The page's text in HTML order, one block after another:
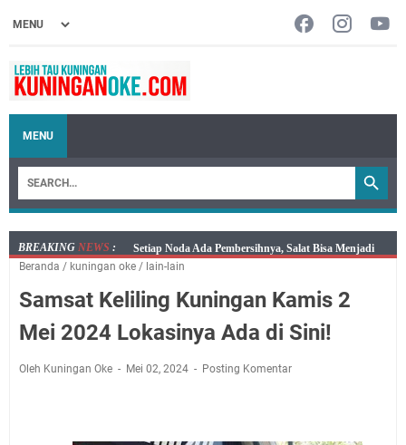
MENU
BREAKING NEWS :
Agenda Kegiatan Bupati, Wabup dan Sekda Kuningan
Rabu 5 Agustus 2026 Masing-masing Dua Acara
Ini Lokasi Samling Kuningan Rabu 5 Agustus 2026
di Sini!
Embun Pagi Rabu 5 Agustus 2026: Tidak Perlu Iri, Kita
Beranda / kuningan oke / lain-lain
Samsat Keliling Kuningan Kamis 2
Mei 2024 Lokasinya Ada di Sini!
Oleh Kuningan Oke Mei 02, 2024 Posting Komentar